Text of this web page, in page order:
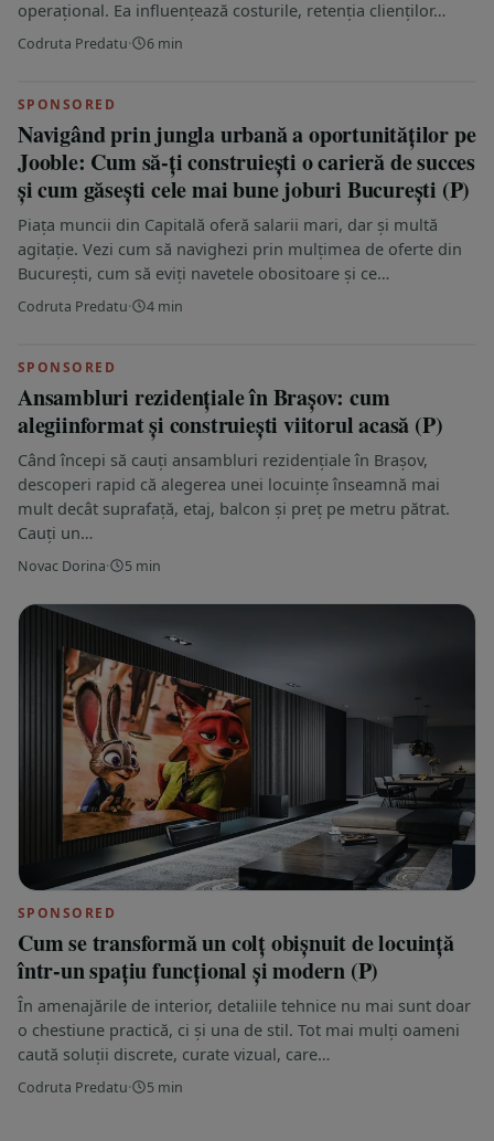
operațional. Ea influențează costurile, retenția clienților…
Codruta Predatu· 6 min
SPONSORED
Navigând prin jungla urbană a oportunităților pe
Jooble: Cum să-ți construiești o carieră de succes
și cum găsești cele mai bune joburi București (P)
Piața muncii din Capitală oferă salarii mari, dar și multă
agitație. Vezi cum să navighezi prin mulțimea de oferte din
București, cum să eviți navetele obositoare și ce…
Codruta Predatu· 4 min
SPONSORED
Ansambluri rezidențiale în Brașov: cum
alegiinformat și construiești viitorul acasă (P)
Când începi să cauți ansambluri rezidențiale în Brașov,
descoperi rapid că alegerea unei locuințe înseamnă mai
mult decât suprafață, etaj, balcon și preț pe metru pătrat.
Cauți un…
Novac Dorina· 5 min
SPONSORED
Cum se transformă un colț obișnuit de locuință
într-un spațiu funcțional și modern (P)
În amenajările de interior, detaliile tehnice nu mai sunt doar
o chestiune practică, ci și una de stil. Tot mai mulți oameni
caută soluții discrete, curate vizual, care…
Codruta Predatu· 5 min